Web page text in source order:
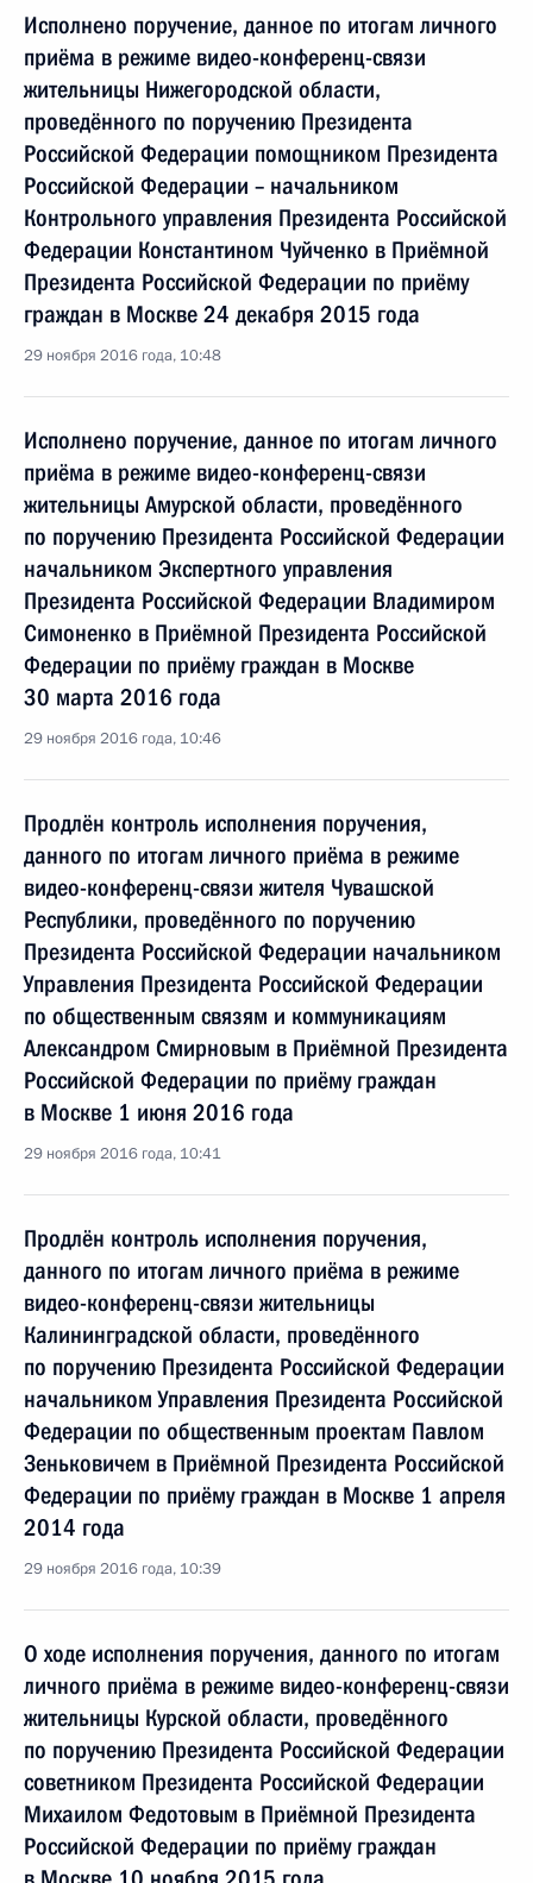
Исполнено поручение, данное по итогам личного
приёма в режиме видео-конференц-связи
жительницы Нижегородской области,
проведённого по поручению Президента
Российской Федерации помощником Президента
Российской Федерации – начальником
Контрольного управления Президента Российской
Федерации Константином Чуйченко в Приёмной
Президента Российской Федерации по приёму
граждан в Москве 24 декабря 2015 года
29 ноября 2016 года, 10:48
Исполнено поручение, данное по итогам личного
приёма в режиме видео-конференц-связи
жительницы Амурской области, проведённого
по поручению Президента Российской Федерации
начальником Экспертного управления
Президента Российской Федерации Владимиром
Симоненко в Приёмной Президента Российской
Федерации по приёму граждан в Москве
30 марта 2016 года
29 ноября 2016 года, 10:46
Продлён контроль исполнения поручения,
данного по итогам личного приёма в режиме
видео-конференц-связи жителя Чувашской
Республики, проведённого по поручению
Президента Российской Федерации начальником
Управления Президента Российской Федерации
по общественным связям и коммуникациям
Александром Смирновым в Приёмной Президента
Российской Федерации по приёму граждан
в Москве 1 июня 2016 года
29 ноября 2016 года, 10:41
Продлён контроль исполнения поручения,
данного по итогам личного приёма в режиме
видео-конференц-связи жительницы
Калининградской области, проведённого
по поручению Президента Российской Федерации
начальником Управления Президента Российской
Федерации по общественным проектам Павлом
Зеньковичем в Приёмной Президента Российской
Федерации по приёму граждан в Москве 1 апреля
2014 года
29 ноября 2016 года, 10:39
О ходе исполнения поручения, данного по итогам
личного приёма в режиме видео-конференц-связи
жительницы Курской области, проведённого
по поручению Президента Российской Федерации
советником Президента Российской Федерации
Михаилом Федотовым в Приёмной Президента
Российской Федерации по приёму граждан